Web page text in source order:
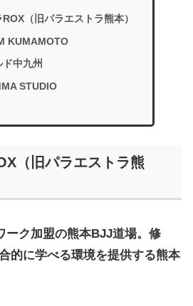
（旧パラエストラ熊本）
KUMAMOTO
中九州
STUDIO
（旧パラエストラ熊
ーク加盟の熊本BJJ道場。修
的に学べる環境を提供する熊本